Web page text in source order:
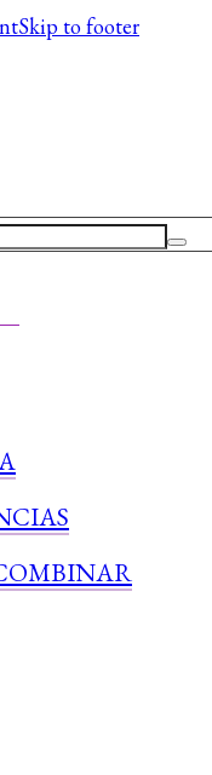
Skip to footer